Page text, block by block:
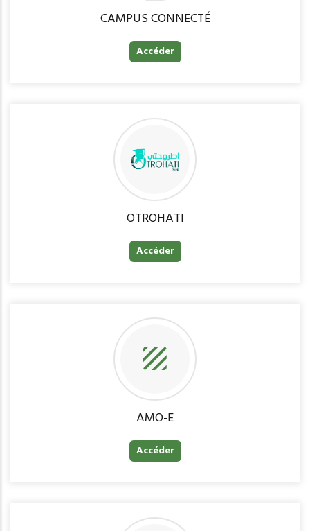
CAMPUS CONNECTÉ
Accéder
OTROHATI
Accéder
AMO-E
Accéder